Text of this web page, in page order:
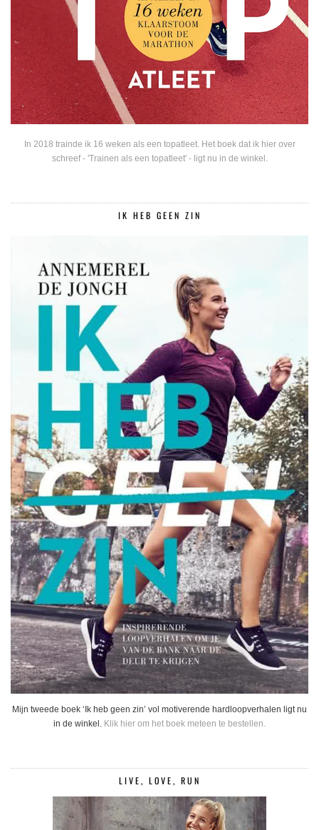
In 2018 trainde ik 16 weken als een topatleet. Het boek dat ik hier over
schreef - 'Trainen als een topatleet' - ligt nu in de winkel.
IK HEB GEEN ZIN
Mijn tweede boek ‘Ik heb geen zin’ vol motiverende hardloopverhalen ligt nu
in de winkel. Klik hier om het boek meteen te bestellen.
LIVE, LOVE, RUN